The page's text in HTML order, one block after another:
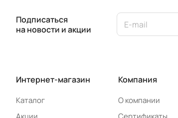
Подписаться
на новости и акции
Интернет-магазин
Каталог
Компания
О компании